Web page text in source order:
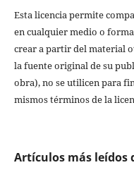
Esta licencia permite
en cualquier medio o
crear a partir del material
la fuente original de su
obra), no se utilicen para
mismos términos de la
Artículos más